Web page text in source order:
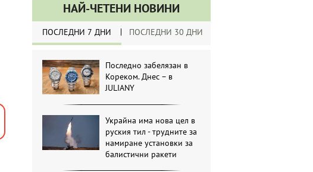
НАЙ-ЧЕТЕНИ НОВИНИ
ПОСЛЕДНИ 7 ДНИ ПОСЛЕДНИ 30 ДНИ
Последно забелязан в
Кореком. Днес – в
JULIANY
Украйна има нова цел в
руския тил - трудните за
намиране установки за
балистични ракети